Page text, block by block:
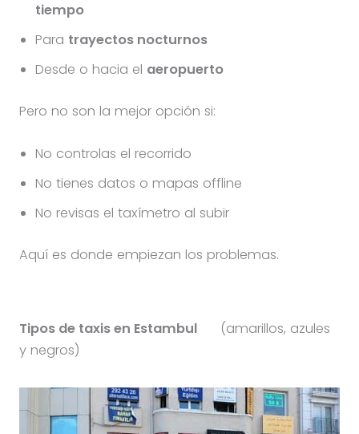
tiempo
Para trayectos nocturnos
Desde o hacia el aeropuerto
Pero no son la mejor opción si:
No controlas el recorrido
No tienes datos o mapas offline
No revisas el taxímetro al subir
Aquí es donde empiezan los problemas.
Tipos de taxis en Estambul
(amarillos, azules
y negros)